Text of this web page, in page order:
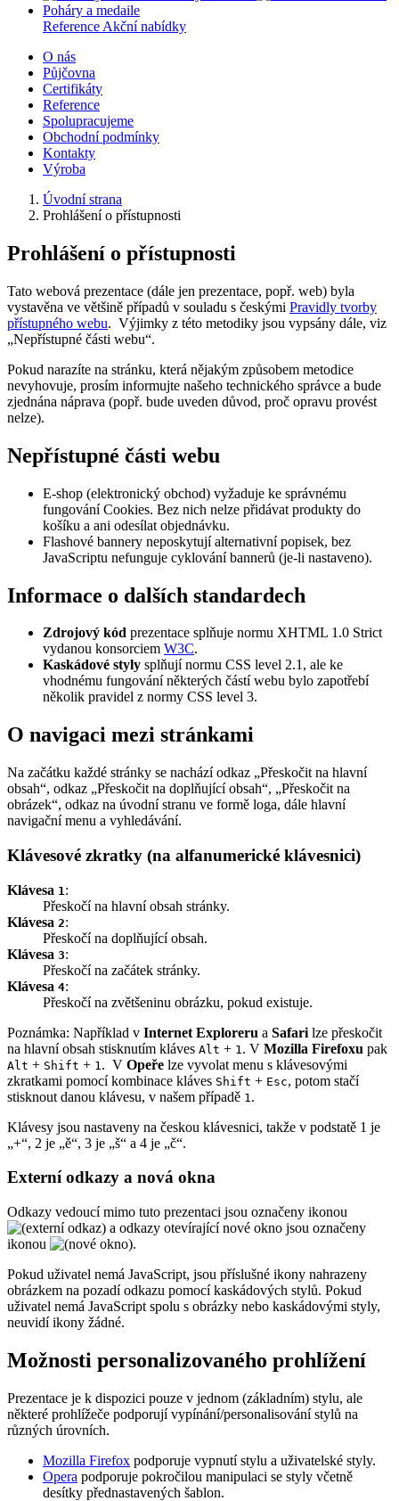
Poháry a medaile
Reference Akční nabídky
O nás
Půjčovna
Certifikáty
Reference
Spolupracujeme
Obchodní podmínky
Kontakty
Výroba
Úvodní strana
Prohlášení o přístupnosti
Prohlášení o přístupnosti
Tato webová prezentace (dále jen prezentace, popř. web) byla
vystavěna ve většině případů v souladu s českými Pravidly tvorby
přístupného webu. Výjimky z této metodiky jsou vypsány dále, viz
„Nepřístupné části webu“.
Pokud narazíte na stránku, která nějakým způsobem metodice
nevyhovuje, prosím informujte našeho technického správce a bude
zjednána náprava (popř. bude uveden důvod, proč opravu provést
nelze).
Nepřístupné části webu
E-shop (elektronický obchod) vyžaduje ke správnému
fungování Cookies. Bez nich nelze přidávat produkty do
košíku a ani odesílat objednávku.
Flashové bannery neposkytují alternativní popisek, bez
JavaScriptu nefunguje cyklování bannerů (je-li nastaveno).
Informace o dalších standardech
Zdrojový kód prezentace splňuje normu XHTML 1.0 Strict
vydanou konsorciem W3C.
Kaskádové styly splňují normu CSS level 2.1, ale ke
vhodnému fungování některých částí webu bylo zapotřebí
několik pravidel z normy CSS level 3.
O navigaci mezi stránkami
Na začátku každé stránky se nachází odkaz „Přeskočit na hlavní
obsah“, odkaz „Přeskočit na doplňující obsah“, „Přeskočit na
obrázek“, odkaz na úvodní stranu ve formě loga, dále hlavní
navigační menu a vyhledávání.
Klávesové zkratky (na alfanumerické klávesnici)
Klávesa 1 :
Přeskočí na hlavní obsah stránky.
Klávesa 2:
Přeskočí na doplňující obsah.
Klávesa 3:
Přeskočí na začátek stránky.
Klávesa 4:
Přeskočí na zvětšeninu obrázku, pokud existuje.
Poznámka: Například v Internet Exploreru a Safari lze přeskočit
na hlavní obsah stisknutím kláves Alt + 1 . V Mozilla Firefoxu pak
Alt + Shift + 1 . V Opeře lze vyvolat menu s klávesovými
zkratkami pomocí kombinace kláves Shift + Esc, potom stačí
stisknout danou klávesu, v našem případě 1 .
Klávesy jsou nastaveny na českou klávesnici, takže v podstatě 1 je
„+“, 2 je „ě“, 3 je „š“ a 4 je „č“.
Externí odkazy a nová okna
Odkazy vedoucí mimo tuto prezentaci jsou označeny ikonou
a odkazy otevírající nové okno jsou označeny
ikonou
.
Pokud uživatel nemá JavaScript, jsou příslušné ikony nahrazeny
obrázkem na pozadí odkazu pomocí kaskádových stylů. Pokud
uživatel nemá JavaScript spolu s obrázky nebo kaskádovými styly,
neuvidí ikony žádné.
Možnosti personalizovaného prohlížení
Prezentace je k dispozici pouze v jednom (základním) stylu, ale
některé prohlížeče podporují vypínání/personalisování stylů na
různých úrovních.
Mozilla Firefox podporuje vypnutí stylu a uživatelské styly.
Opera podporuje pokročilou manipulaci se styly včetně
desítky přednastavených šablon.